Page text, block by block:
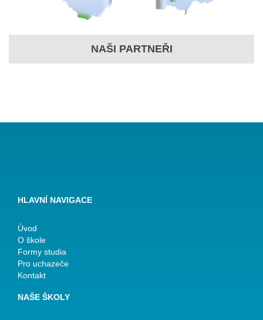
NAŠI PARTNEŘI
HLAVNÍ NAVIGACE
Úvod
O škole
Formy studia
Pro uchazeče
Kontakt
NAŠE ŠKOLY